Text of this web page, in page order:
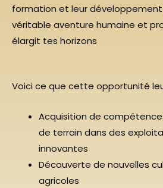
formation et leur développement
véritable aventure humaine et
élargit tes horizons
Voici ce que cette opportunité
Acquisition de
de terrain dans des
innovantes
Découverte de nouvelles
agricoles